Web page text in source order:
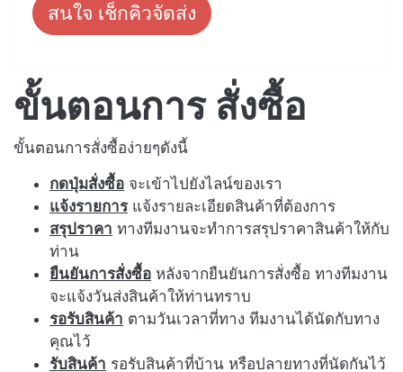
สนใจ เช็กคิวจัดส่ง
ขั้นตอนการ สั่งซื้อ
ขั้นตอนการสั่งซื้อง่ายๆดังนี้
กดปุ่มสั่งซื้อ จะเข้าไปยังไลน์ของเรา
แจ้งรายการแจ้งรายละเอียดสินค้าที่ต้องการ
สรุปราคา ทางทีมงานจะทำการสรุปราคาสินค้าให้กับ
ท่าน
ยืนยันการสั่งซื้อ หลังจากยืนยันการสั่งซื้อ ทางทีมงาน
จะแจ้งวันส่งสินค้าให้ท่านทราบ
รอรับสินค้า ตามวันเวลาที่ทาง ทีมงานได้นัดกับทาง
คุณไว้
รับสินค้า รอรับสินค้าที่บ้าน หรือปลายทางที่นัดกันไว้